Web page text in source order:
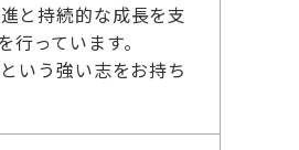
と持続的な成長を支
っています。
いう強い志をお持ち